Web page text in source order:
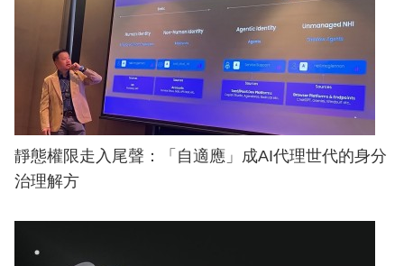
靜態權限走入尾聲：「自適應」成AI代理世代的身分
治理解方